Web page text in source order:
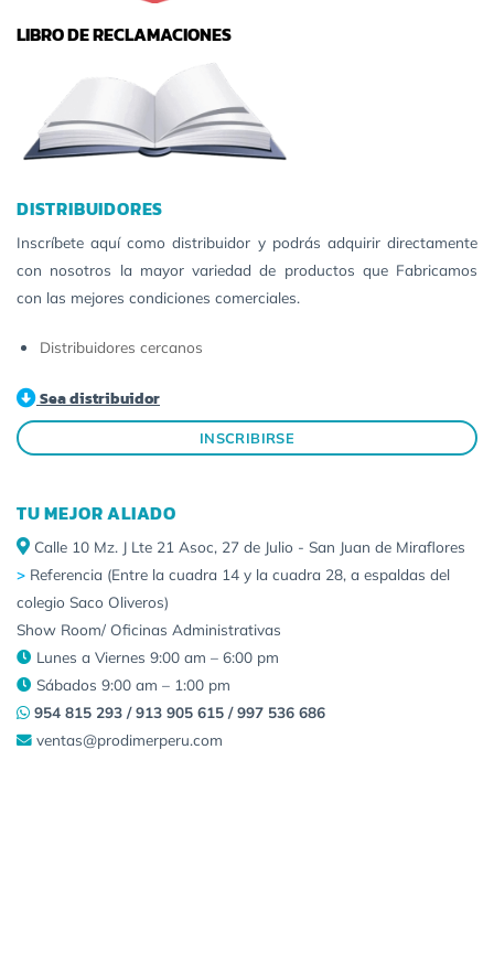
LIBRO DE RECLAMACIONES
DISTRIBUIDORES
Inscríbete aquí como distribuidor y podrás adquirir directamente
con nosotros la mayor variedad de productos que Fabricamos
con las mejores condiciones comerciales.
Distribuidores cercanos
Sea distribuidor
INSCRIBIRSE
TU MEJOR ALIADO
Calle 10 Mz. J Lte 21 Asoc, 27 de Julio - San Juan de Miraflores
> Referencia (Entre la cuadra 14 y la cuadra 28, a espaldas del
colegio Saco Oliveros)
Show Room/ Oficinas Administrativas
Lunes a Viernes 9:00 am – 6:00 pm
Sábados 9:00 am – 1:00 pm
954 815 293 / 913 905 615 / 997 536 686
ventas@prodimerperu.com